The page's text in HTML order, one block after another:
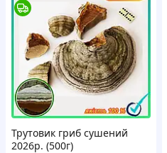
Трутовик гриб сушений
2026р. (500г)